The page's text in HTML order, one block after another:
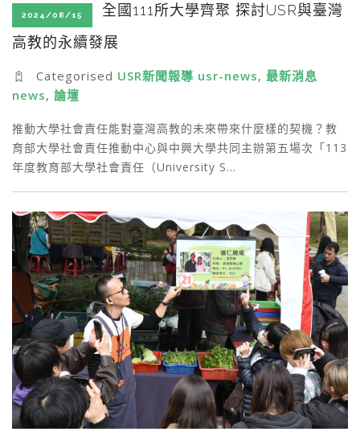
2024/08/15
全國111所大學齊聚 探討USR與臺灣
高教的永續發展
Categorised USR新聞報導 usr-news, 最新消息
news, 論壇
推動大學社會責任能對臺灣高教的未來帶來什麼樣的契機？教
育部大學社會責任推動中心與中興大學共同主辦第五場次「113
年度教育部大學社會責任（University S…